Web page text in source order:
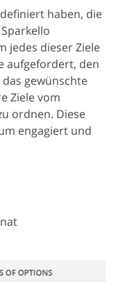
haben, die
jedes dieser Ziele
aufgefordert, den
gewünschte
Ziele vom
ordnen. Diese
engagiert und